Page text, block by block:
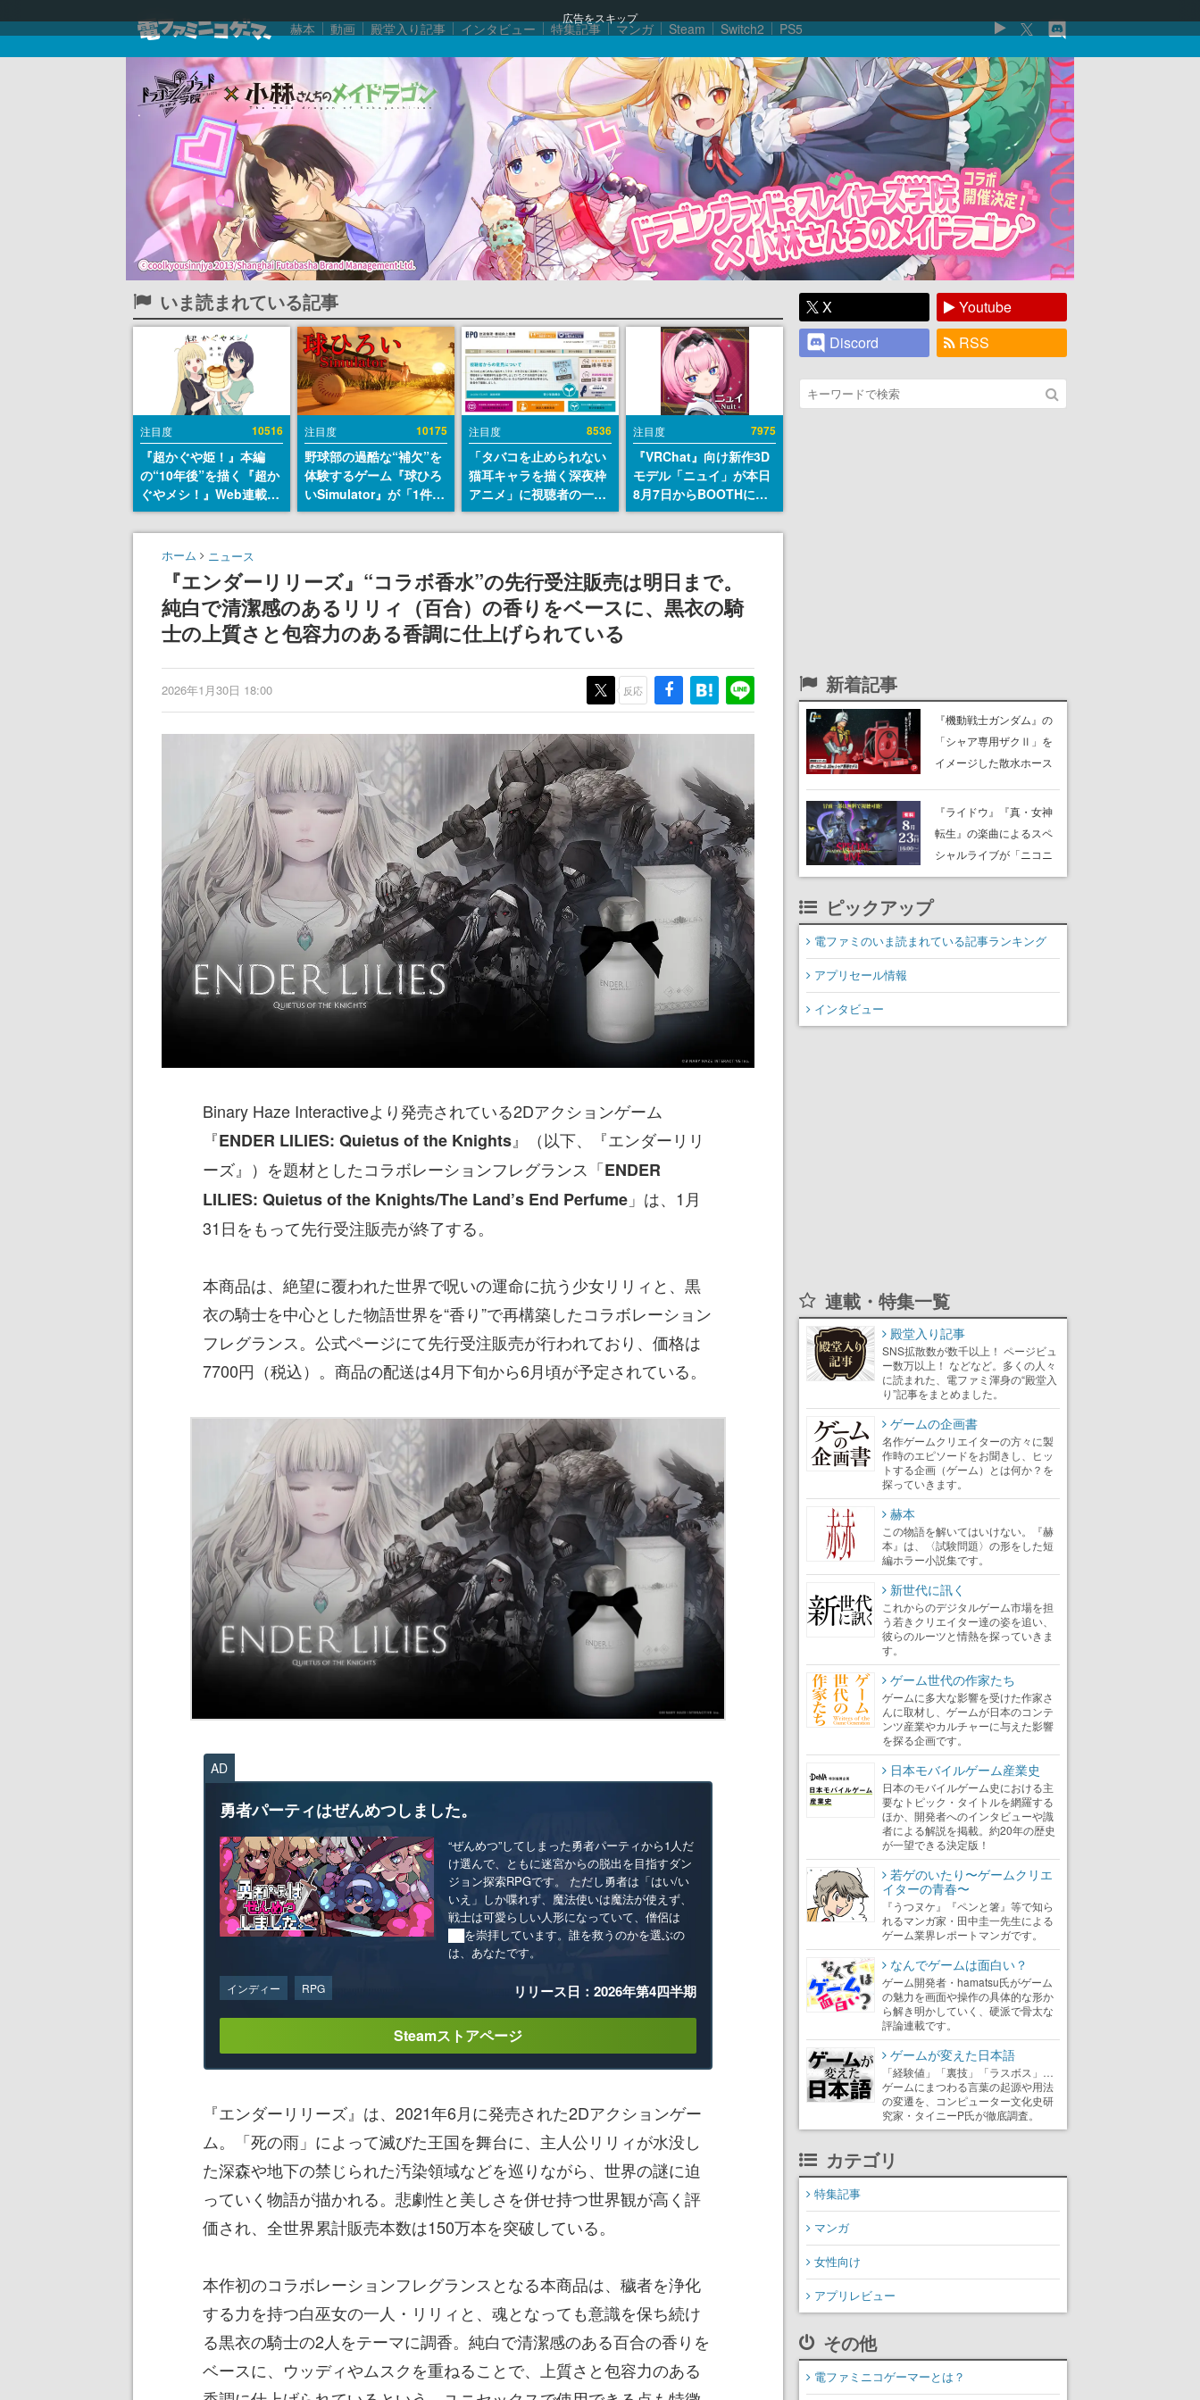
広告をスキップ
赫本 動画 殿堂入り記事 インタビュー 特集記事 マンガ Steam Switch2 PS5
いま読まれている記事
注目度 10516
『超かぐや姫！』本編
の“10年後”を描く『超か
ぐやメシ！』Web連載決
定。新たなWebマンガレ
ーベル「ビビビコミッ
ク」にて特別話が掲載ス
タート、あのお話には…
まだ続きがある！
注目度 10175
野球部の過酷な“補欠”を
体験するゲーム『球ひろ
いSimulator』が「1件」
のウィッシュリストをも
とにチェコ語に対応し
ダム・カム』開発元やチ
ェコのプロ野球選手から
称賛の声
注目度 8536
「タバコを止められない
猫耳キャラを描く深夜枠
アニメ」に視聴者の一部
から批判意見。違法薬物
の使用と思しき描写も含
注目度 7975
『VRChat』向け新作3D
モデル「ニュイ」が本日
8月7日からBOOTHにて
発売。瞳に光る星や感情
豊かな表情が、小悪魔か
ホーム ニュース
『エンダーリリーズ』“コラボ香水”の先行受注販売は明日まで。
純白で清潔感のあるリリィ（百合）の香りをベースに、黒衣の騎
士の上質さと包容力のある香調に仕上げられている
2026年1月30日 18:00 反応
Binary Haze Interactiveより発売されている2Dアクションゲーム
『ENDER LILIES: Quietus of the Knights』（以下、『エンダーリリ
ーズ』）を題材としたコラボレーションフレグランス「ENDER
LILIES: Quietus of the Knights/The Land’s End Perfume 」は、1月
31日をもって先行受注販売が終了する。
本商品は、絶望に覆われた世界で呪いの運命に抗う少女リリィと、黒
衣の騎士を中心とした物語世界を“香り”で再構築したコラボレーション
フレグランス。公式ページにて先行受注販売が行われており、価格は
7700円（税込）。商品の配送は4月下旬から6月頃が予定されている。
AD
勇者パーティはぜんめつしました。
“ぜんめつ”してしまった勇者パーティから1人だ
け選んで、ともに迷宮からの脱出を目指すダン
ジョン探索RPGです。 ただし勇者は「はい/い
いえ」しか喋れず、魔法使いは魔法が使えず、
戦士は可愛らしい人形になっていて、僧侶は
██を崇拝しています。誰を救うのかを選ぶの
は、あなたです。
インディー RPG リリース日：2026年第4四半期
Steamストアページ
『エンダーリリーズ』は、2021年6月に発売された2Dアクションゲー
ム。「死の雨」によって滅びた王国を舞台に、主人公リリィが水没し
た深森や地下の禁じられた汚染領域などを巡りながら、世界の謎に迫
っていく物語が描かれる。悲劇性と美しさを併せ持つ世界観が高く評
価され、全世界累計販売本数は150万本を突破している。
本作初のコラボレーションフレグランスとなる本商品は、穢者を浄化
する力を持つ白巫女の一人・リリィと、魂となっても意識を保ち続け
る黒衣の騎士の2人をテーマに調香。純白で清潔感のある百合の香りを
ベースに、ウッディやムスクを重ねることで、上質さと包容力のある
X
Youtube
Discord
RSS
新着記事
『機動戦士ガンダム』の
「シャア専用ザクⅡ」を
イメージした散水ホース
にはシャアのパーソナル
マークやジオン公国軍の
エンブレム、型式番号な
『ライドウ』『真・女神
転生』の楽曲によるスペ
シャルライブが「ニコニ
コ生放送」で配信決定。
ド編成による迫力の生演
奏で披露、冒頭部分は“無
ピックアップ
電ファミのいま読まれている記事ランキング
アプリセール情報
インタビュー
連載・特集一覧
殿堂入り記事
SNS拡散数が数千以上！ ページビュ
ー数万以上！ などなど。多くの人々
に読まれた、電ファミ渾身の“殿堂入
り”記事をまとめました。
ゲームの企画書
名作ゲームクリエイターの方々に製
作時のエピソードをお聞きし、ヒッ
トする企画（ゲーム）とは何か？を
探っていきます。
赫本
この物語を解いてはいけない。『赫
本』は、〈試験問題〉の形をした短
編ホラー小説集です。
新世代に訊く
これからのデジタルゲーム市場を担
う若きクリエイター達の姿を追い、
彼らのルーツと情熱を探っていきま
す。
ゲーム世代の作家たち
ゲームに多大な影響を受けた作家さ
んに取材し、ゲームが日本のコンテ
ンツ産業やカルチャーに与えた影響
を探る企画です。
日本モバイルゲーム産業史
日本のモバイルゲーム史における主
要なトピック・タイトルを網羅する
ほか、開発者へのインタビューや識
者による解説を掲載。約20年の歴史
が一望できる決定版！
若ゲのいたり〜ゲームクリエ
イターの青春〜
『うつヌケ』『ペンと箸』等で知ら
れるマンガ家・田中圭一先生による
ゲーム業界レポートマンガです。
なんでゲームは面白い？
ゲーム開発者・hamatsu氏がゲーム
の魅力を画面や操作の具体的な形か
ら解き明かしていく、硬派で骨太な
評論連載です。
ゲームが変えた日本語
「経験値」「裏技」「ラスボス」…
ゲームにまつわる言葉の起源や用法
の変遷を、コンピューター文化史研
究家・タイニーP氏が徹底調査。
カテゴリ
特集記事
マンガ
女性向け
アプリレビュー
その他
電ファミニコゲーマーとは？